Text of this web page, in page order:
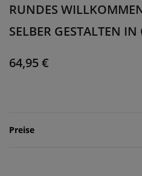
RUNDES
SELBER GESTALTEN
64,95 €
Preise